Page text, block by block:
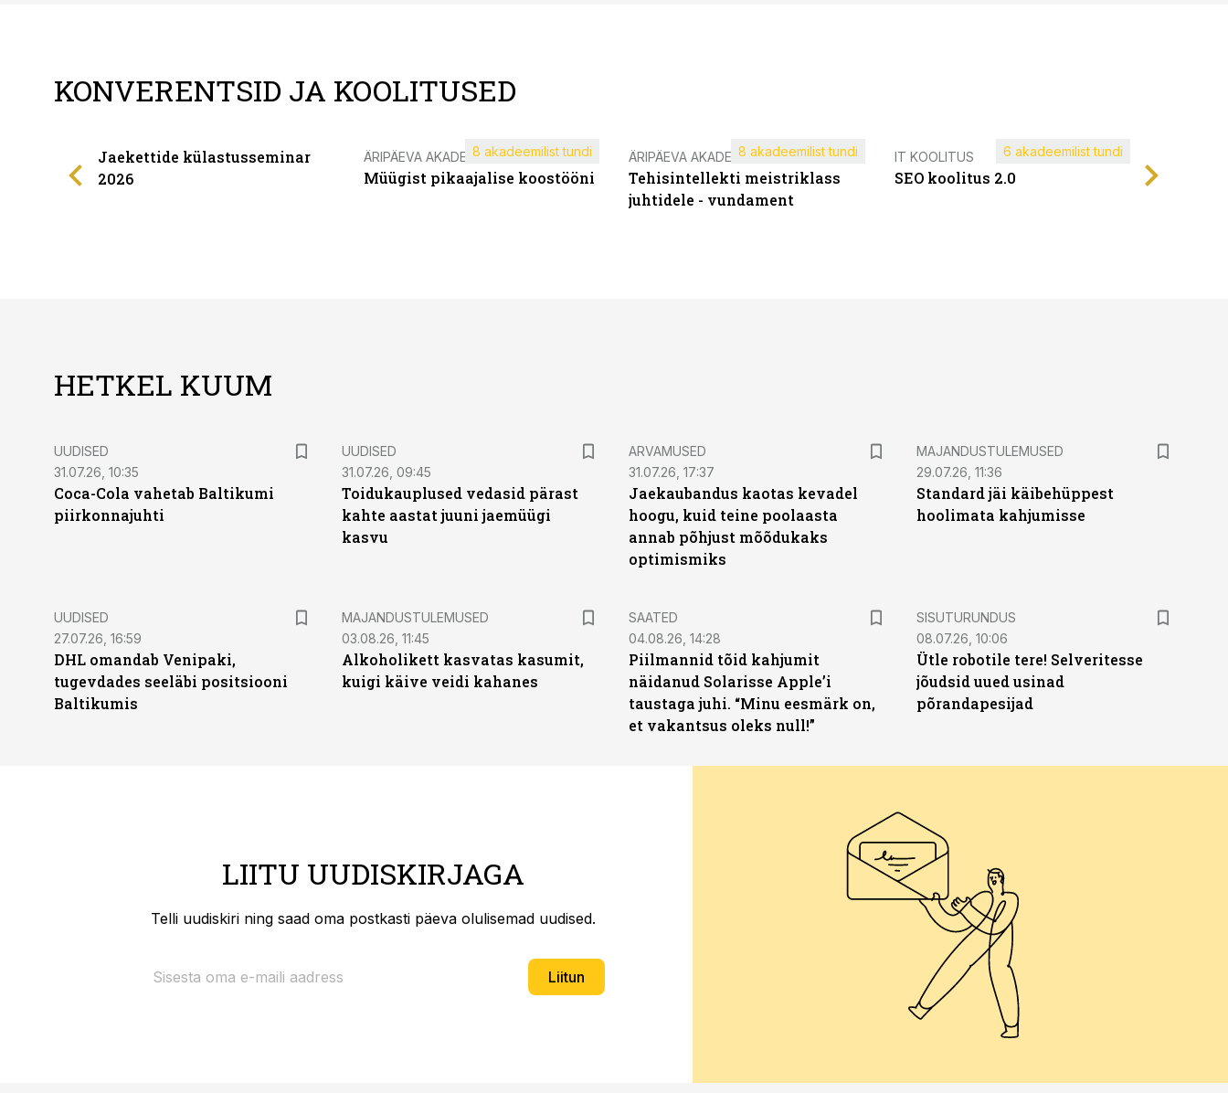
KONVERENTSID JA KOOLITUSED
Jaekettide külastusseminar
2026
ÄRIPÄEVA AKADEEMIA
Müügist pikaajalise koostööni
8 akadeemilist tundi ÄRIPÄEVA AKADEEMIA
Tehisintellekti meistriklass
juhtidele - vundament
8 akadeemilist tundi IT KOOLITUS
SEO koolitus 2.0
6 akadeemilist tundi
HETKEL KUUM
UUDISED
31.07.26, 10:35
Coca-Cola vahetab Baltikumi
piirkonnajuhti
UUDISED
31.07.26, 09:45
Toidukauplused vedasid pärast
kahte aastat juuni jaemüügi
kasvu
ARVAMUSED
31.07.26, 17:37
Jaekaubandus kaotas kevadel
hoogu, kuid teine poolaasta
annab põhjust mõõdukaks
optimismiks
MAJANDUSTULEMUSED
29.07.26, 11:36
Standard jäi käibehüppest
hoolimata kahjumisse
UUDISED
27.07.26, 16:59
DHL omandab Venipaki,
tugevdades seeläbi positsiooni
Baltikumis
MAJANDUSTULEMUSED
03.08.26, 11:45
Alkoholikett kasvatas kasumit,
kuigi käive veidi kahanes
SAATED
04.08.26, 14:28
Piilmannid tõid kahjumit
näidanud Solarisse Apple’i
taustaga juhi. “Minu eesmärk on,
et vakantsus oleks null!”
ST
SISUTURUNDUS
08.07.26, 10:06
Ütle robotile tere! Selveritesse
jõudsid uued usinad
põrandapesijad
LIITU UUDISKIRJAGA
Telli uudiskiri ning saad oma postkasti päeva olulisemad uudised.
Liitun